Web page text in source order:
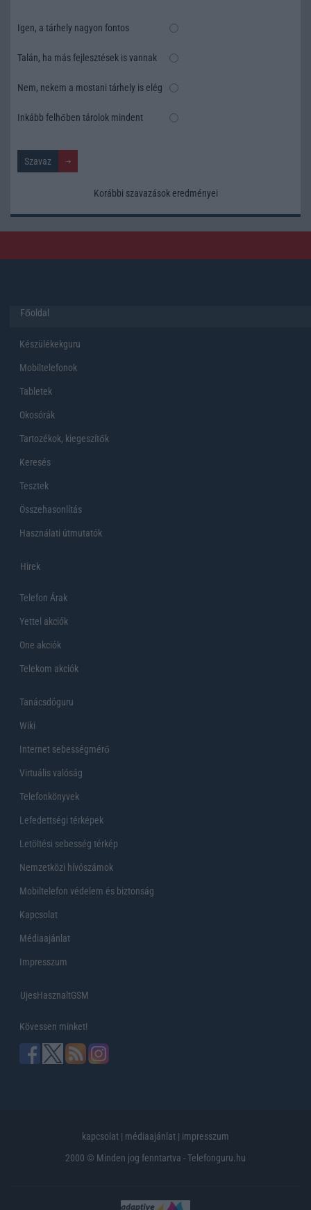
Igen, a tárhely nagyon fontos
Talán, ha más fejlesztések is vannak
Nem, nekem a mostani tárhely is elég
Inkább felhőben tárolok mindent
Korábbi szavazások eredményei
Főoldal
Készülékekguru
Mobiltelefonok
Tabletek
Okosórák
Tartozékok, kiegeszítők
Keresés
Tesztek
Összehasonlítás
Használati útmutatók
Hirek
Telefon Árak
Yettel akciók
One akciók
Telekom akciók
Tanácsdóguru
Wiki
Internet sebességmérő
Virtuális valóság
Telefonkönyvek
Lefedettségi térképek
Letöltési sebesség térkép
Nemzetközi hívószámok
Mobiltelefon védelem és biztonság
Kapcsolat
Médiaajánlat
Impresszum
UjesHasznaltGSM
Kövessen minket!
kapcsolat | médiaajánlat | impresszum
2000 © Minden jog fenntartva - Telefonguru.hu